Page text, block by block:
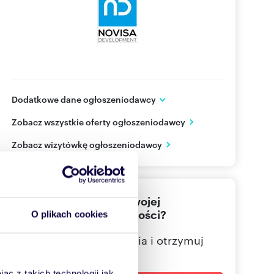
O plikach cookies
Dodatkowe dane ogłoszeniodawcy
ul. Cieślewskich 53
mazowieckie
226244 Pokaż telefon
Zobacz wszystkie oferty ogłoszeniodawcy
Zobacz wizytówkę ogłoszeniodawcy
Nie znalazłeś jeszcze swojej
wymarzonej nieruchomości?
Określ swoje oczekiwania i otrzymuj